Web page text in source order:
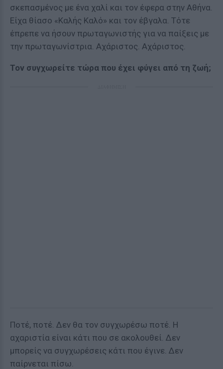
σκεπασμένος με ένα χαλί και τον έφερα στην Αθήνα.
Είχα θίασο «Καλής Καλό» και τον έβγαλα. Τότε
έπρεπε να ήσουν πρωταγωνιστής για να παίξεις με
την πρωταγωνίστρια. Αχάριστος. Αχάριστος.
Τον συγχωρείτε τώρα που έχει φύγει από τη ζωή;
Ποτέ, ποτέ. Δεν θα τον συγχωρέσω ποτέ. Η
αχαριστία είναι κάτι που σε ακολουθεί. Δεν
μπορείς να συγχωρέσεις κάτι που έγινε. Δεν
παίρνεται πίσω.